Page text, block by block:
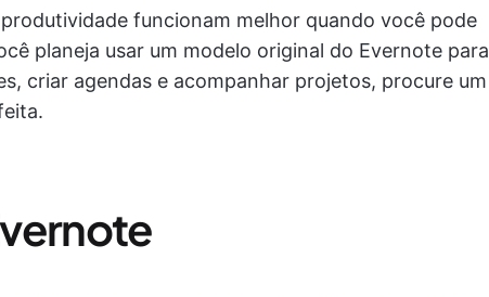
funcionam melhor quando você pode
planeja usar um modelo original do Evernote para
criar agendas e acompanhar projetos, procure um